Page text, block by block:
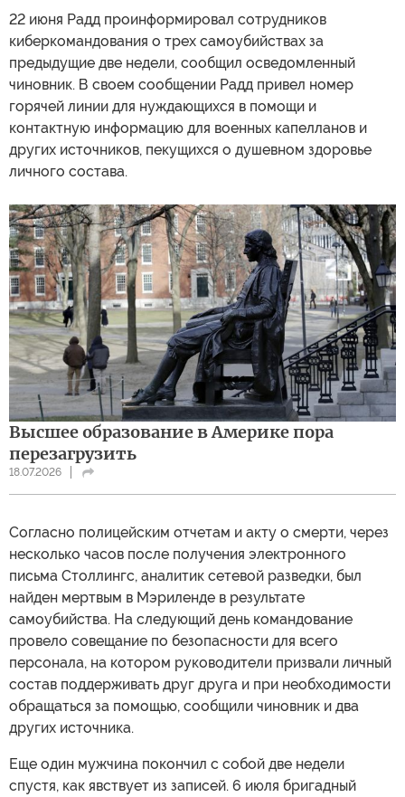
22 июня Радд проинформировал сотрудников
киберкомандования о трех самоубийствах за
предыдущие две недели, сообщил осведомленный
чиновник. В своем сообщении Радд привел номер
горячей линии для нуждающихся в помощи и
контактную информацию для военных капелланов и
других источников, пекущихся о душевном здоровье
личного состава.
Высшее образование в Америке пора
перезагрузить
18.07.2026
Согласно полицейским отчетам и акту о смерти, через
несколько часов после получения электронного
письма Столлингс, аналитик сетевой разведки, был
найден мертвым в Мэриленде в результате
самоубийства. На следующий день командование
провело совещание по безопасности для всего
персонала, на котором руководители призвали личный
состав поддерживать друг друга и при необходимости
обращаться за помощью, сообщили чиновник и два
других источника.
Еще один мужчина покончил с собой две недели
спустя, как явствует из записей. 6 июля бригадный